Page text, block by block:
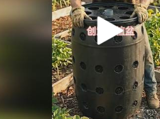
A股开盘：民爆、CPO等概念走强
日本广岛民众举行游行反对政府行径
日韩股市高开跳水 SK海力士下挫转跌
台风白海豚最新路径研判来了
OpenAI为免费用户升级GPT-5.6 Luna
我国编制完成新版全月地质图